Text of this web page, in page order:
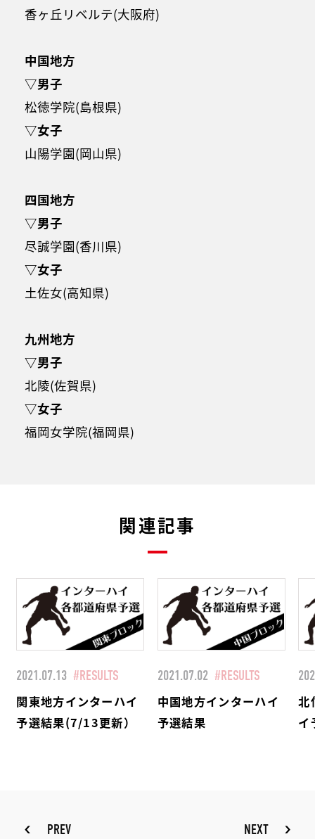
香ヶ丘リベルテ(大阪府)
中国地方
▽男子
松徳学院(島根県)
▽女子
山陽学園(岡山県)
四国地方
▽男子
尽誠学園(香川県)
▽女子
土佐女(高知県)
九州地方
▽男子
北陵(佐賀県)
▽女子
福岡女学院(福岡県)
関連記事
2021.07.13 #RESULTS
関東地方インターハイ
予選結果(7/13更新）
2021.07.02 #RESULTS
中国地方インターハイ
予選結果
北
イ
PREV NEXT